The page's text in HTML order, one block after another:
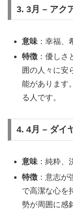
3. 3月 – アク
意味 ：幸福、
特徴 ：優し
囲の人々に安
能があります
る人です。
4. 4月 – ダイ
意味 ：純粋、
特徴 ：意志
で高潔な心を
勢が周囲に感